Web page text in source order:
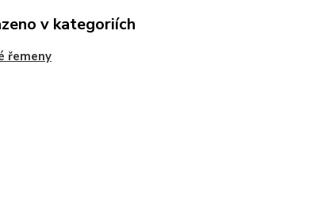
v kategoriích
řemeny